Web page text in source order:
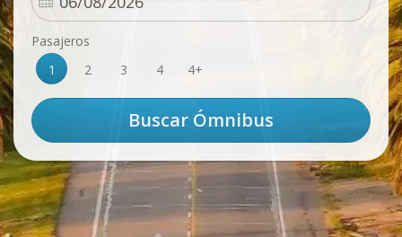
Pasajeros
1
2 3 4 4+